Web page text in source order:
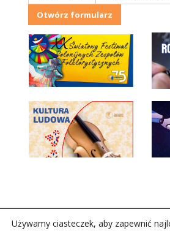
Otwórz formularz
Używamy ciasteczek, aby zapewnić